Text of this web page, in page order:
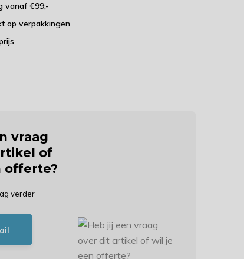
vanaf €99,-
op verpakkingen
vraag
of
offerte?
verder